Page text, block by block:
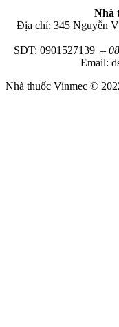
Nhà
Địa chỉ: 345 Nguyễn
SĐT: 0901527139 –
Email:
Nhà thuốc Vinmec ©